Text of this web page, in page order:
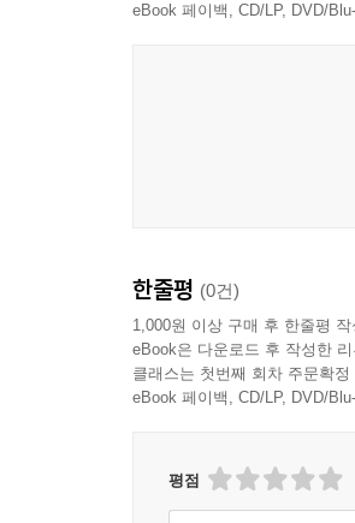
eBook 페이백, CD/LP, DVD/
한줄평 (0건)
1,000원 이상 구매 후 한줄평 작
eBook은 다운로드 후 작성한
클래스는 첫번째 회차 주문확
eBook 페이백, CD/LP, DVD/
평점